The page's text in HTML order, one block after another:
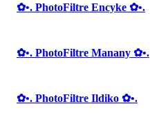
✿ •. PhotoFiltre Encyke ✿ •.
✿ •. PhotoFiltre Manany ✿ •.
✿ •. PhotoFiltre Ildiko ✿ •.